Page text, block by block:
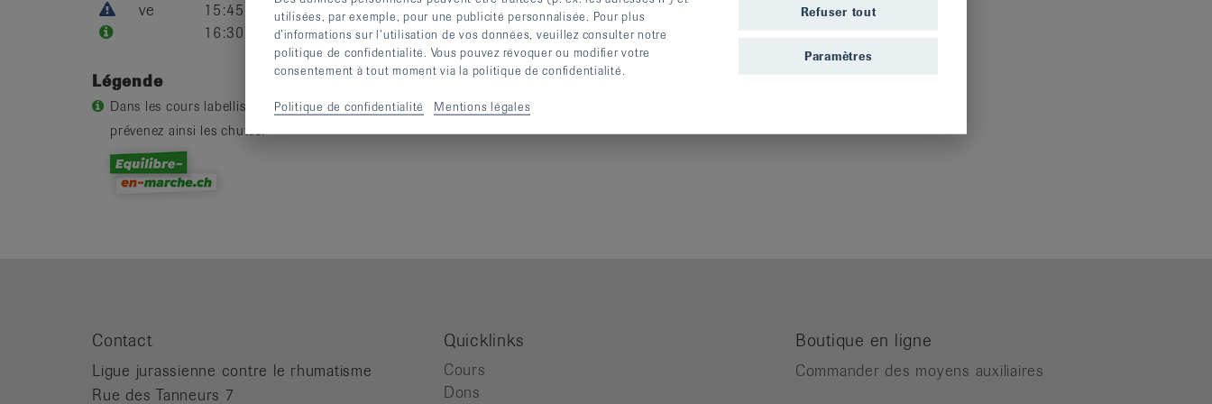
ve
15:45 -
16:30
Piscine St-Charles, route de
Belfort
2900 Porrentruy
Légende
Dans les cours labellisés «equilibre-en-marche.ch», vous entraînez la force, l’équilibre et la dynamique et
prévenez ainsi les chutes.
Contact
Ligue jurassienne contre le rhumatisme
Rue des Tanneurs 7
Quicklinks
Cours
Dons
Boutique en ligne
Commander des moyens auxiliaires
utilisées, par exemple, pour une publicité personnalisée. Pour plus
d’informations sur l’utilisation de vos données, veuillez consulter notre
politique de confidentialité. Vous pouvez révoquer ou modifier votre
consentement à tout moment via la politique de confidentialité.
Politique de confidentialité Mentions légales
Refuser tout
Paramètres